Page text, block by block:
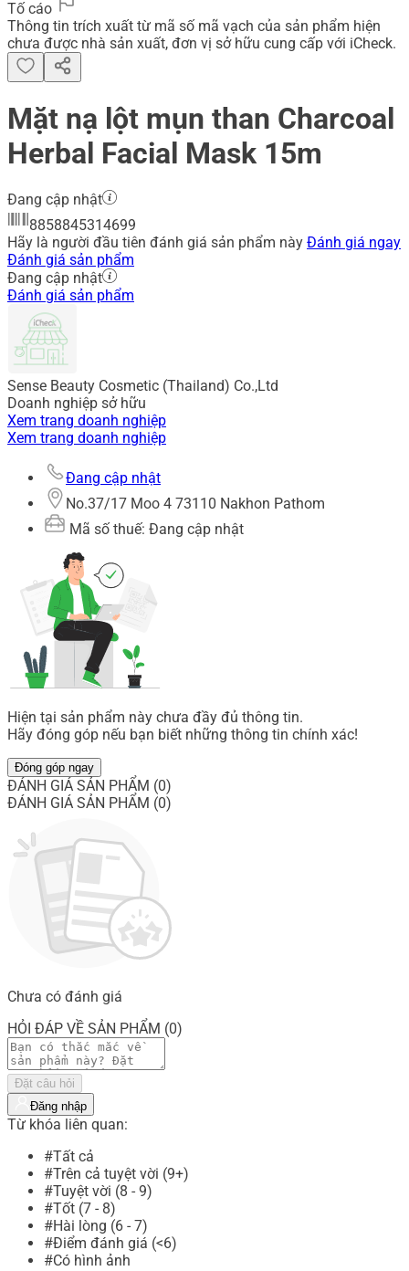
Tố cáo
Thông tin trích xuất từ mã số mã vạch của sản phẩm hiện
chưa được nhà sản xuất, đơn vị sở hữu cung cấp với iCheck.
Mặt nạ lột mụn than Charcoal
Herbal Facial Mask 15m
Đang cập nhật
8858845314699
Hãy là người đầu tiên đánh giá sản phẩm này Đánh giá ngay
Đánh giá sản phẩm
Đang cập nhật
Đánh giá sản phẩm
Sense Beauty Cosmetic (Thailand) Co.,Ltd
Doanh nghiệp sở hữu
Xem trang doanh nghiệp
Xem trang doanh nghiệp
Đang cập nhật
No.37/17 Moo 4 73110 Nakhon Pathom
Mã số thuế: Đang cập nhật
Hiện tại sản phẩm này chưa đầy đủ thông tin.
Hãy đóng góp nếu bạn biết những thông tin chính xác!
Đóng góp ngay
ĐÁNH GIÁ SẢN PHẨM (0)
ĐÁNH GIÁ SẢN PHẨM (0)
Chưa có đánh giá
HỎI ĐÁP VỀ SẢN PHẨM (0)
Đặt câu hỏi
Đăng nhập
Từ khóa liên quan:
#Tất cả
#Trên cả tuyệt vời (9+)
#Tuyệt vời (8 - 9)
#Tốt (7 - 8)
#Hài lòng (6 - 7)
#Điểm đánh giá (<6)
#Có hình ảnh